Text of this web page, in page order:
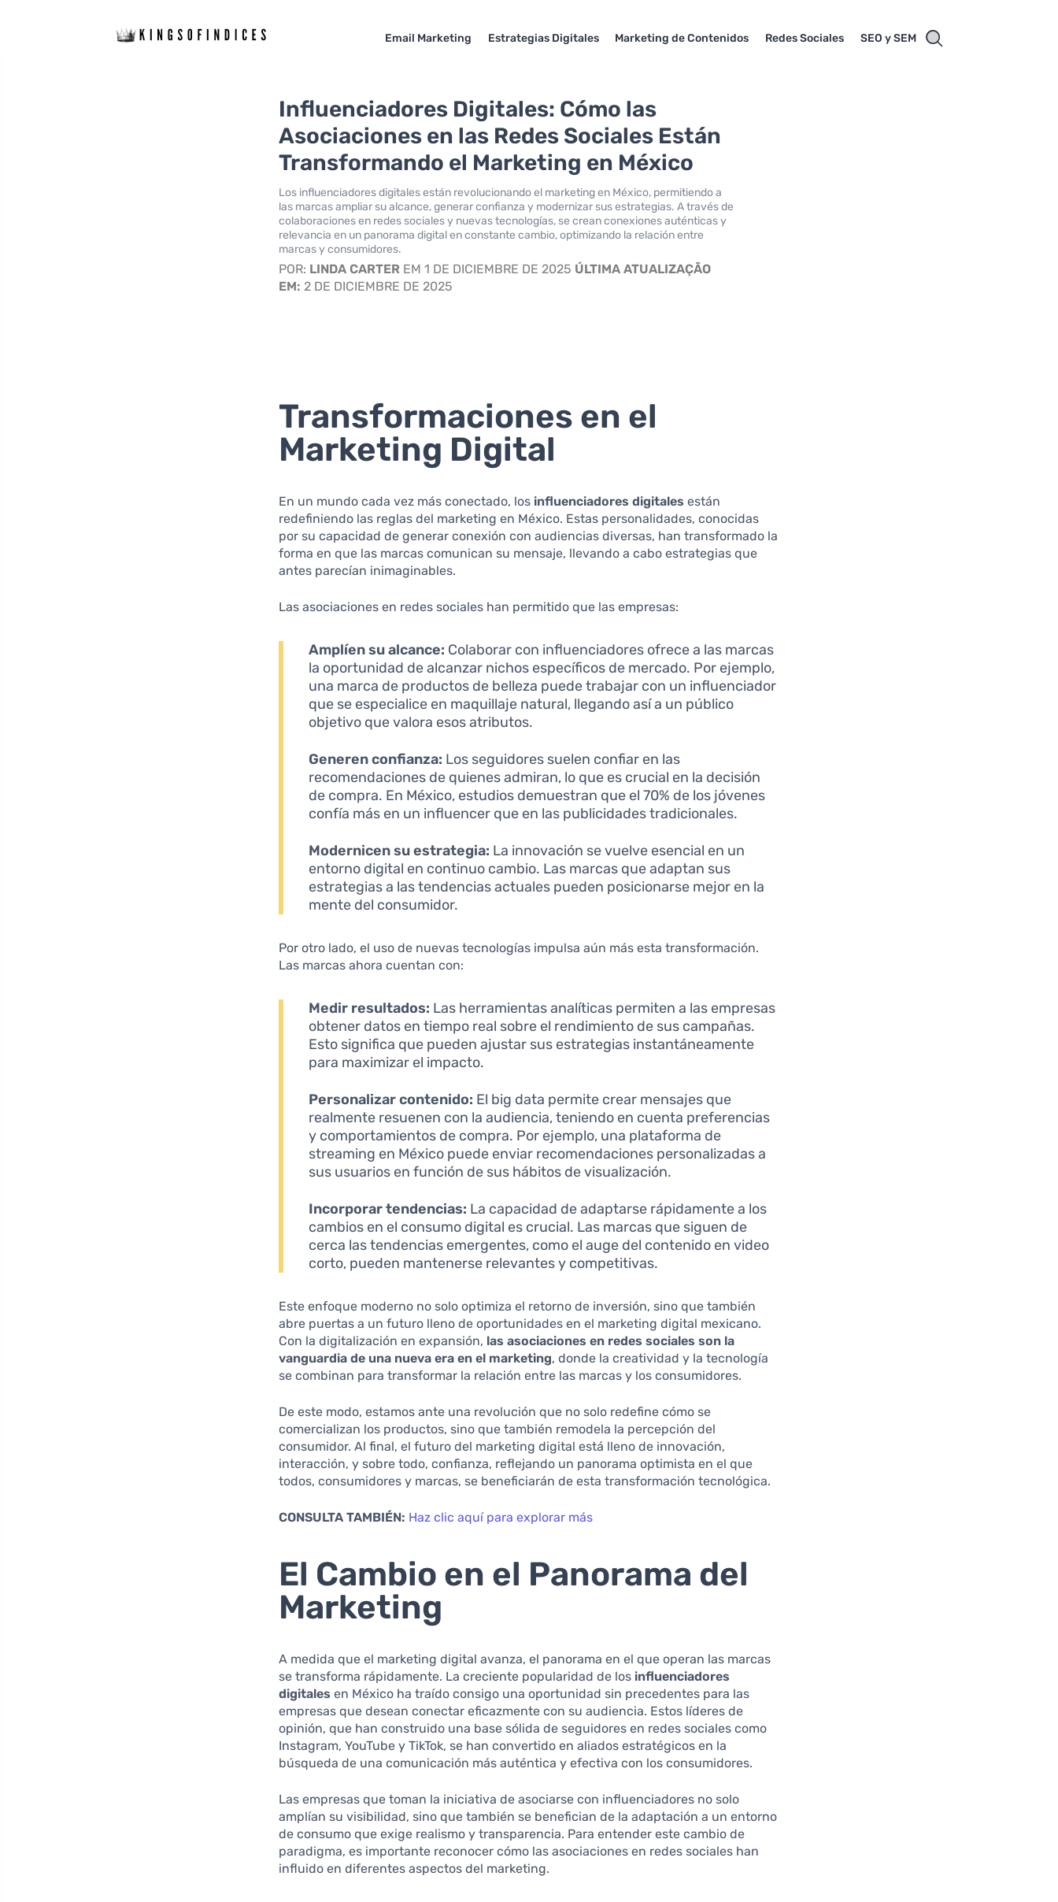
Email Marketing Estrategias Digitales Marketing de Contenidos Redes Sociales SEO y SEM
Influenciadores Digitales: Cómo las
Asociaciones en las Redes Sociales Están
Transformando el Marketing en México
Los influenciadores digitales están revolucionando el marketing en México, permitiendo a
las marcas ampliar su alcance, generar confianza y modernizar sus estrategias. A través de
colaboraciones en redes sociales y nuevas tecnologías, se crean conexiones auténticas y
relevancia en un panorama digital en constante cambio, optimizando la relación entre
marcas y consumidores.
POR: LINDA CARTER EM 1 DE DICIEMBRE DE 2025 ÚLTIMA ATUALIZAÇÃO
EM: 2 DE DICIEMBRE DE 2025
Transformaciones en el
Marketing Digital
En un mundo cada vez más conectado, los influenciadores digitales están
redefiniendo las reglas del marketing en México. Estas personalidades, conocidas
por su capacidad de generar conexión con audiencias diversas, han transformado la
forma en que las marcas comunican su mensaje, llevando a cabo estrategias que
antes parecían inimaginables.
Las asociaciones en redes sociales han permitido que las empresas:
Amplíen su alcance: Colaborar con influenciadores ofrece a las marcas
la oportunidad de alcanzar nichos específicos de mercado. Por ejemplo,
una marca de productos de belleza puede trabajar con un influenciador
que se especialice en maquillaje natural, llegando así a un público
objetivo que valora esos atributos.
Generen confianza: Los seguidores suelen confiar en las
recomendaciones de quienes admiran, lo que es crucial en la decisión
de compra. En México, estudios demuestran que el 70% de los jóvenes
confía más en un influencer que en las publicidades tradicionales.
Modernicen su estrategia: La innovación se vuelve esencial en un
entorno digital en continuo cambio. Las marcas que adaptan sus
estrategias a las tendencias actuales pueden posicionarse mejor en la
mente del consumidor.
Por otro lado, el uso de nuevas tecnologías impulsa aún más esta transformación.
Las marcas ahora cuentan con:
Medir resultados: Las herramientas analíticas permiten a las empresas
obtener datos en tiempo real sobre el rendimiento de sus campañas.
Esto significa que pueden ajustar sus estrategias instantáneamente
para maximizar el impacto.
Personalizar contenido: El big data permite crear mensajes que
realmente resuenen con la audiencia, teniendo en cuenta preferencias
y comportamientos de compra. Por ejemplo, una plataforma de
streaming en México puede enviar recomendaciones personalizadas a
sus usuarios en función de sus hábitos de visualización.
Incorporar tendencias: La capacidad de adaptarse rápidamente a los
cambios en el consumo digital es crucial. Las marcas que siguen de
cerca las tendencias emergentes, como el auge del contenido en video
corto, pueden mantenerse relevantes y competitivas.
Este enfoque moderno no solo optimiza el retorno de inversión, sino que también
abre puertas a un futuro lleno de oportunidades en el marketing digital mexicano.
Con la digitalización en expansión, las asociaciones en redes sociales son la
vanguardia de una nueva era en el marketing, donde la creatividad y la tecnología
se combinan para transformar la relación entre las marcas y los consumidores.
De este modo, estamos ante una revolución que no solo redefine cómo se
comercializan los productos, sino que también remodela la percepción del
consumidor. Al final, el futuro del marketing digital está lleno de innovación,
interacción, y sobre todo, confianza, reflejando un panorama optimista en el que
todos, consumidores y marcas, se beneficiarán de esta transformación tecnológica.
CONSULTA TAMBIÉN: Haz clic aquí para explorar más
El Cambio en el Panorama del
Marketing
A medida que el marketing digital avanza, el panorama en el que operan las marcas
se transforma rápidamente. La creciente popularidad de los influenciadores
digitales en México ha traído consigo una oportunidad sin precedentes para las
empresas que desean conectar eficazmente con su audiencia. Estos líderes de
opinión, que han construido una base sólida de seguidores en redes sociales como
Instagram, YouTube y TikTok, se han convertido en aliados estratégicos en la
búsqueda de una comunicación más auténtica y efectiva con los consumidores.
Las empresas que toman la iniciativa de asociarse con influenciadores no solo
amplían su visibilidad, sino que también se benefician de la adaptación a un entorno
de consumo que exige realismo y transparencia. Para entender este cambio de
paradigma, es importante reconocer cómo las asociaciones en redes sociales han
influido en diferentes aspectos del marketing.